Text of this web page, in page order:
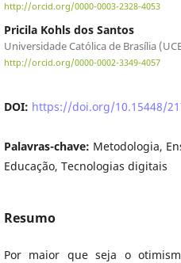
http://orcid.org/0000-0003-2328-4053
Pricila Kohls dos Santos
Universidade Católica de Brasília
http://orcid.org/0000-0002-3349-4057
DOI: https://doi.org/10.15448/
Palavras-chave: Metodologia,
Educação, Tecnologias digitais
Resumo
Por maior que seja o